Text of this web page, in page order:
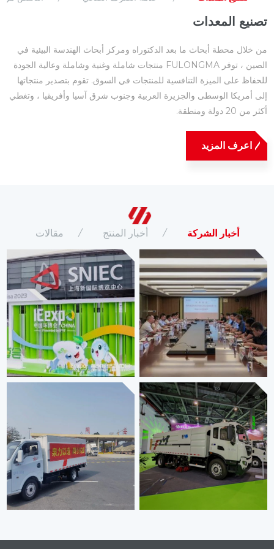
تصنيع المعدات
من خلال محطة أبحاث ما بعد الدكتوراه ومركز أبحاث الهندسة البيئية في
الصين ، توفر FULONGMA منتجات شاملة وغنية وشاملة وعالية الجودة
للحفاظ على الميزة التنافسية للمنتجات في السوق. تقوم بتصدير منتجاتها
إلى أمريكا الوسطى والجزيرة العربية وجنوب شرق آسيا وأفريقيا ، وتغطي
أكثر من 20 دولة ومنطقة.
اعرف المزيد
أخبار الشركة أخبار المنتج مقالات